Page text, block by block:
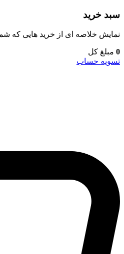
سبد خرید
نمایش خلاصه ای از خرید هایی که شما
0 مبلغ کل
تسویه حساب